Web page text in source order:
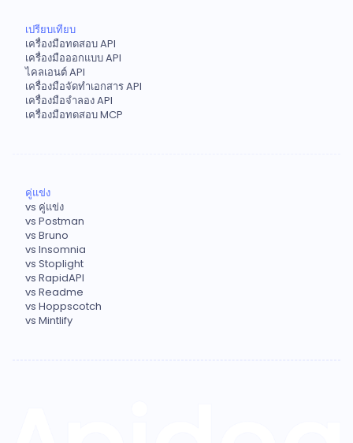
เปรียบเทียบ
เครื่องมือทดสอบ API
เครื่องมือออกแบบ API
ไคลเอนต์ API
เครื่องมือจัดทำเอกสาร API
เครื่องมือจำลอง API
เครื่องมือทดสอบ MCP
คู่แข่ง
vs คู่แข่ง
vs Postman
vs Bruno
vs Insomnia
vs Stoplight
vs RapidAPI
vs Readme
vs Hoppscotch
vs Mintlify